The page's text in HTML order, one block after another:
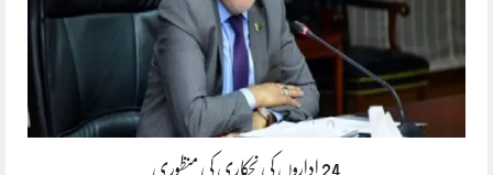
24 اداروں کی نجکاری کی منظوری